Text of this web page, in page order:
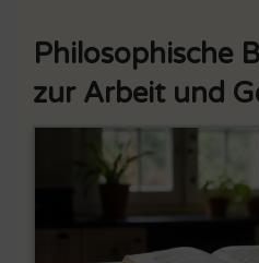
Philosophische
zur Arbeit und